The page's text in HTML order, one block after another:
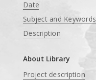
Date
Subject and Keywords
Description
About Library
Project description